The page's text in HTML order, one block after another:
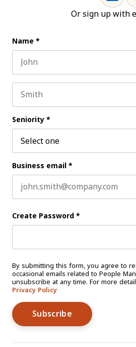
Or sign up with
Name *
Seniority *
Business email *
Create Password *
By submitting this form, you agree to
occasional emails related to People
unsubscribe at any time. For more
Privacy Policy